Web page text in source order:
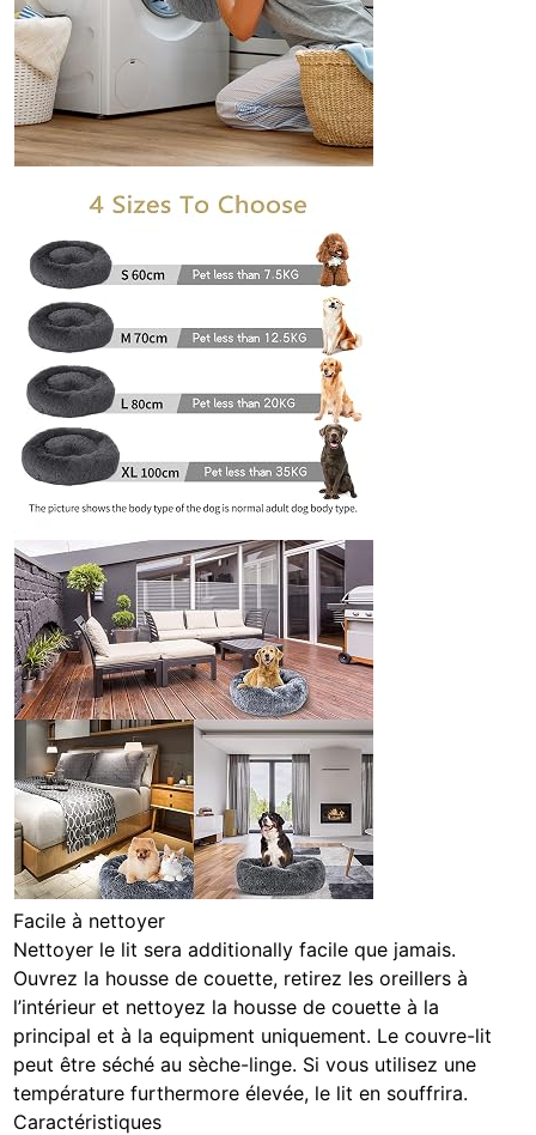
Facile à nettoyer
Nettoyer le lit sera additionally facile que jamais.
Ouvrez la housse de couette, retirez les oreillers à
l’intérieur et nettoyez la housse de couette à la
principal et à la equipment uniquement. Le couvre-lit
peut être séché au sèche-linge. Si vous utilisez une
température furthermore élevée, le lit en souffrira.
Caractéristiques